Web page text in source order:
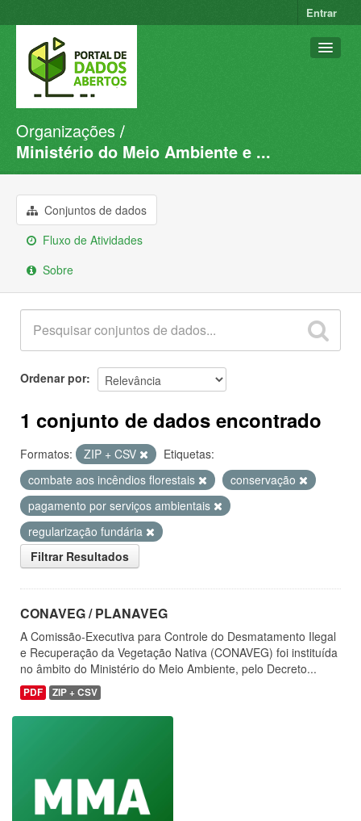
Entrar
Conjuntos de dados
Organizações
Sobre
Organizações
Ministério do Meio Ambiente e ...
Conjuntos de dados
Fluxo de Atividades
Sobre
Ordenar por
1 conjunto de dados encontrado
Formatos: ZIP + CSV
Etiquetas:
combate aos incêndios florestais
conservação
pagamento por serviços ambientais
regularização fundária
Filtrar Resultados
CONAVEG / PLANAVEG
A Comissão-Executiva para Controle do Desmatamento Ilegal
e Recuperação da Vegetação Nativa (CONAVEG) foi instituída
no âmbito do Ministério do Meio Ambiente, pelo Decreto...
PDF ZIP + CSV